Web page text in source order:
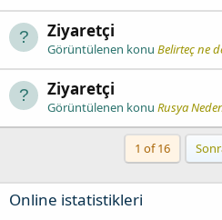
Ziyaretçi
Görüntülenen konu Belirteç ne
Ziyaretçi
Görüntülenen konu Rusya
1 of 16
Online istatistikleri